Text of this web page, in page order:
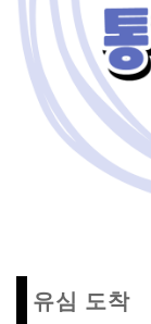
유심 도착